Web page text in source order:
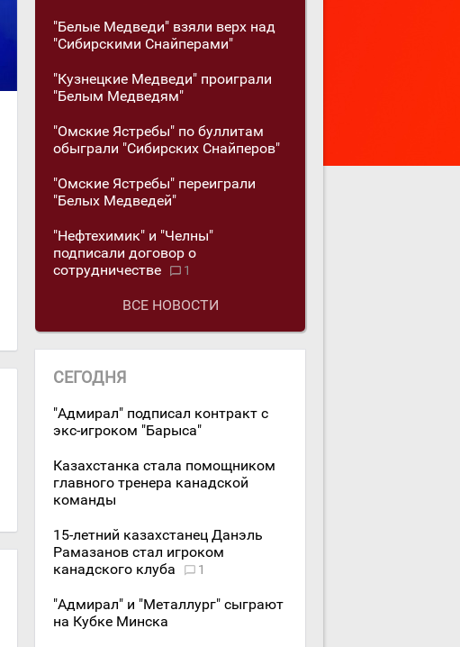
"Белые Медведи" взяли верх над
"Сибирскими Снайперами"
"Кузнецкие Медведи" проиграли
"Белым Медведям"
"Омские Ястребы" по буллитам
обыграли "Сибирских Снайперов"
"Омские Ястребы" переиграли
"Белых Медведей"
"Нефтехимик" и "Челны"
подписали договор о
сотрудничестве
1
ВСЕ НОВОСТИ
СЕГОДНЯ
"Адмирал" подписал контракт с
экс-игроком "Барыса"
Казахстанка стала помощником
главного тренера канадской
команды
15-летний казахстанец Данэль
Рамазанов стал игроком
канадского клуба
1
"Адмирал" и "Металлург" сыграют
на Кубке Минска